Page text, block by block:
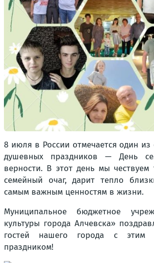
8 июля в России отмечается один
душевных праздников — День
верности. В этот день мы чествуем
семейный очаг, дарит тепло
самым важным ценностям в жизни.
Муниципальное бюджетное
культуры города Алчевска»
гостей нашего города с этим
праздником!